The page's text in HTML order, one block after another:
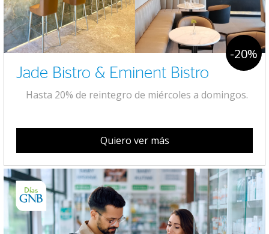
-20%
Jade Bistro & Eminent Bistro
Hasta 20% de reintegro de miércoles a domingos.
Quiero ver más